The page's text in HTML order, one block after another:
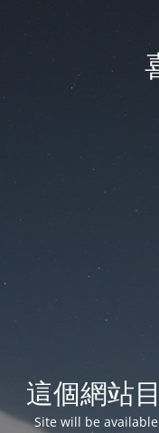
這個網站
Site will be